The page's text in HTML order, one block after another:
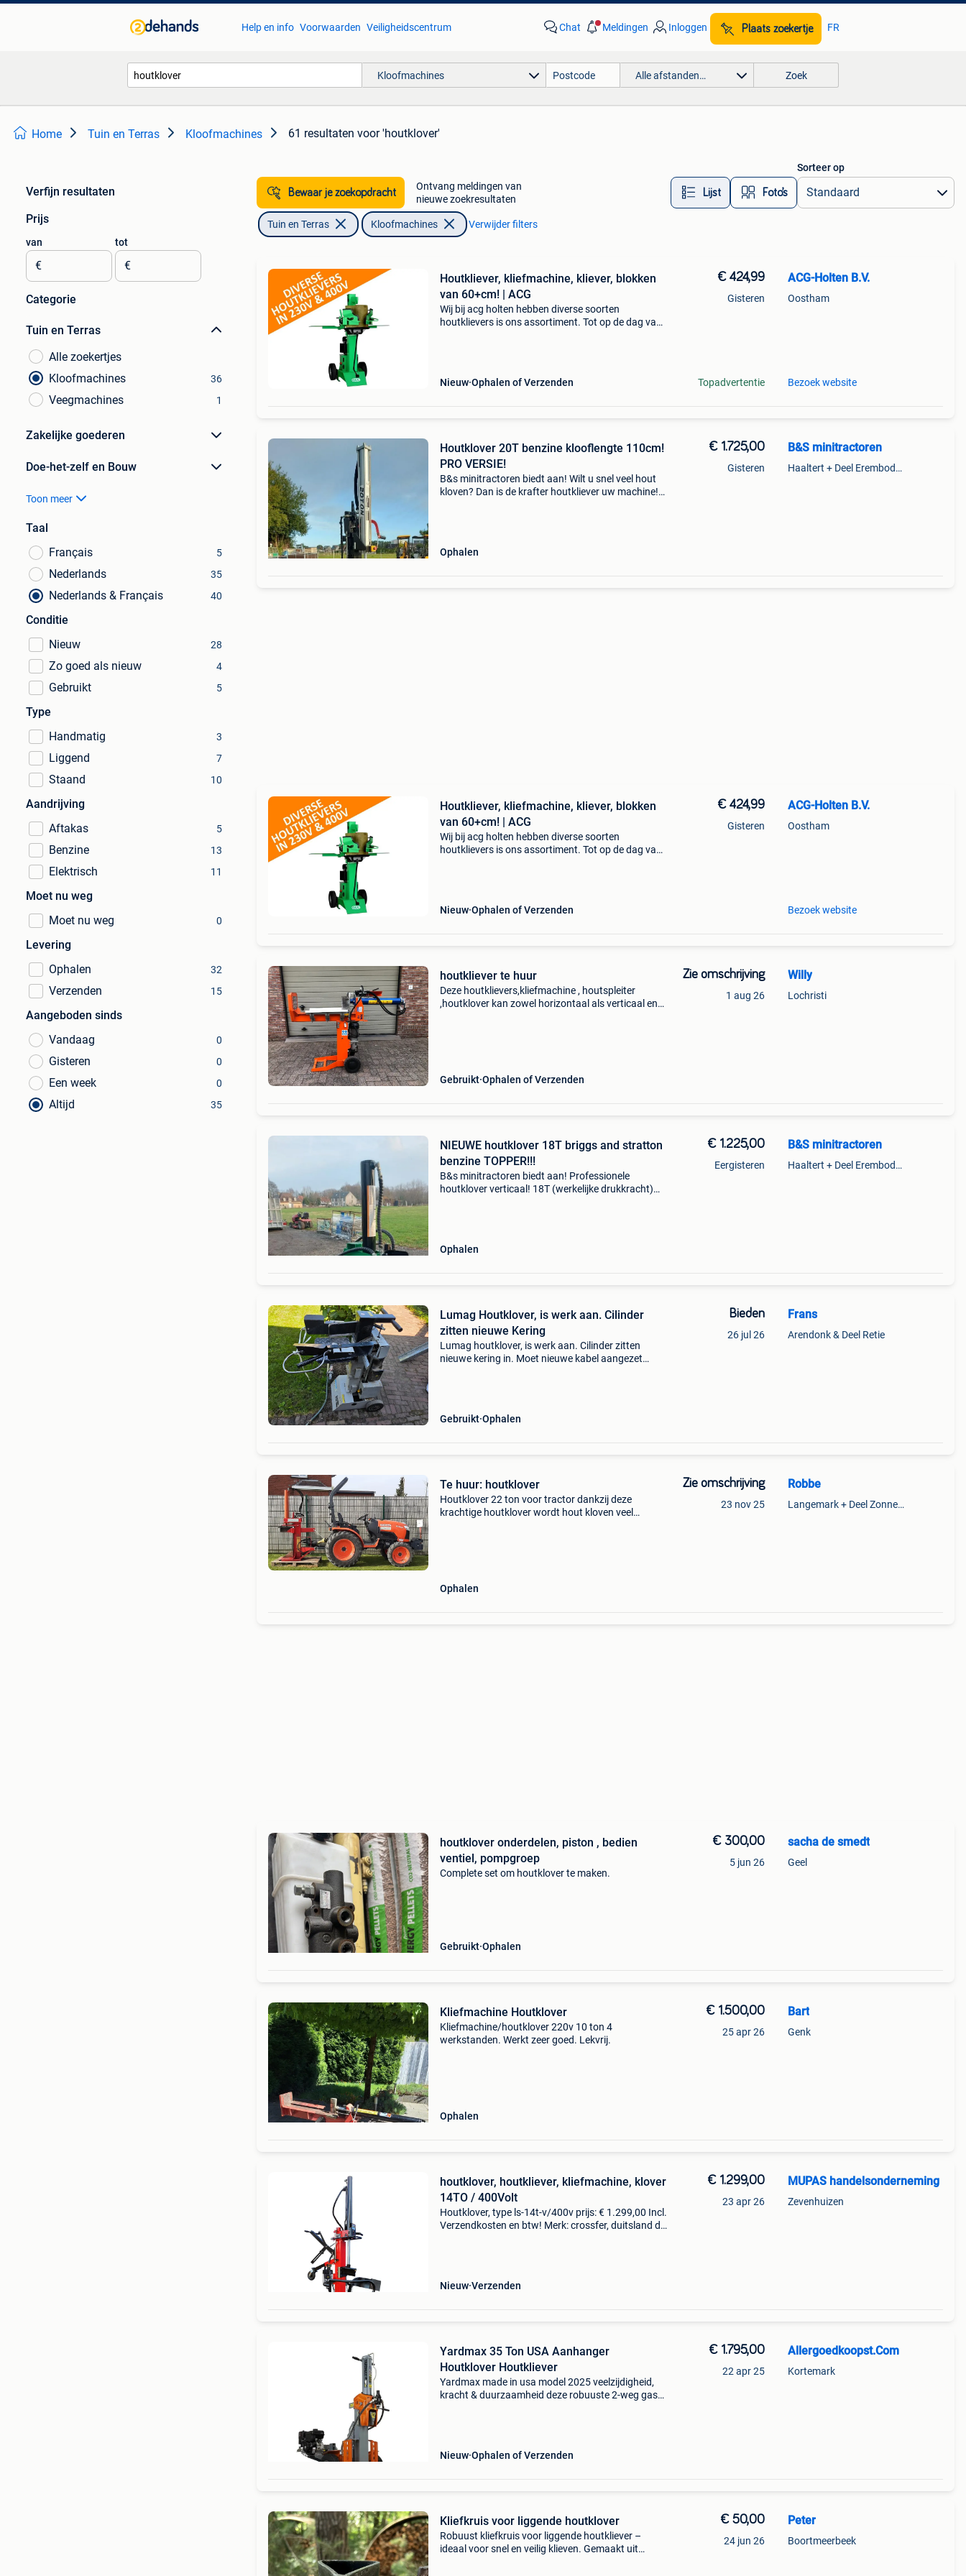
Help en info Voorwaarden Veiligheidscentrum Chat Meldingen Inloggen Plaats zoekertje FR
Kloofmachines Alle afstanden… Zoek
Home Tuin en Terras Kloofmachines 61 resultaten voor 'houtklover'
Verfijn resultaten
Prijs
van
€
tot
€
Categorie
Tuin en Terras
Alle zoekertjes
Kloofmachines
36
Veegmachines 1
Zakelijke goederen
Doe-het-zelf en Bouw
Toon meer
Taal
Français
5
Nederlands 35
Nederlands & Français 40
Conditie
Nieuw
28
Zo goed als nieuw 4
Gebruikt 5
Type
Handmatig
3
Liggend 7
Staand 10
Aandrijving
Aftakas
5
Benzine 13
Elektrisch 11
Moet nu weg
Moet nu weg
0
Levering
Ophalen
32
Verzenden 15
Aangeboden sinds
Vandaag
0
Gisteren 0
Een week 0
Altijd 35
Bewaar je zoekopdracht
Ontvang meldingen van
nieuwe zoekresultaten
Lijst Foto’s
Sorteer op
Tuin en Terras Kloofmachines Verwijder filters
Houtkliever, kliefmachine, kliever, blokken
van 60+cm! | ACG
Wij bij acg holten hebben diverse soorten
houtklievers is ons assortiment. Tot op de dag van
Nieuw Ophalen of Verzenden
€ 424,99
Gisteren
Topadvertentie
ACG-Holten B.V.
Oostham
Bezoek website
Houtklover 20T benzine klooflengte 110cm!
PRO VERSIE!
B&s minitractoren biedt aan! Wilt u snel veel hout
kloven? Dan is de krafter houtkliever uw machine!
Ophalen
€ 1.725,00
Gisteren
B&S minitractoren
Haaltert + Deel Erembodegem
Houtkliever, kliefmachine, kliever, blokken
van 60+cm! | ACG
Wij bij acg holten hebben diverse soorten
houtklievers is ons assortiment. Tot op de dag van
Nieuw Ophalen of Verzenden
€ 424,99
Gisteren
ACG-Holten B.V.
Oostham
Bezoek website
houtkliever te huur
Deze houtklievers,kliefmachine , houtspleiter
,houtklover kan zowel horizontaal als verticaal en
Gebruikt Ophalen of Verzenden
Zie omschrijving
1 aug 26
Willy
Lochristi
NIEUWE houtklover 18T briggs and stratton
benzine TOPPER!!!
B&s minitractoren biedt aan! Professionele
houtklover verticaal! 18T (werkelijke drukkracht)
Ophalen
€ 1.225,00
Eergisteren
B&S minitractoren
Haaltert + Deel Erembodegem
Lumag Houtklover, is werk aan. Cilinder
zitten nieuwe Kering
Lumag houtklover, is werk aan. Cilinder zitten
nieuwe kering in. Moet nieuwe kabel aangezet
Gebruikt Ophalen
Bieden
26 jul 26
Frans
Arendonk & Deel Retie
Te huur: houtklover
Houtklover 22 ton voor tractor dankzij deze
krachtige houtklover wordt hout kloven veel
Ophalen
Zie omschrijving
23 nov 25
Robbe
Langemark + Deel Zonnebeke
houtklover onderdelen, piston , bedien
ventiel, pompgroep
Complete set om houtklover te maken.
Gebruikt Ophalen
€ 300,00
5 jun 26
sacha de smedt
Geel
Kliefmachine Houtklover
Kliefmachine/houtklover 220v 10 ton 4
werkstanden. Werkt zeer goed. Lekvrij.
Ophalen
€ 1.500,00
25 apr 26
Bart
Genk
houtklover, houtkliever, kliefmachine, klover
14TO / 400Volt
Houtklover, type ls-14t-v/400v prijs: € 1.299,00 Incl.
Verzendkosten en btw! Merk: crossfer, duitsland dit
Nieuw Verzenden
€ 1.299,00
23 apr 26
MUPAS handelsonderneming
Zevenhuizen
Yardmax 35 Ton USA Aanhanger
Houtklover Houtkliever
Yardmax made in usa model 2025 veelzijdigheid,
kracht & duurzaamheid deze robuuste 2-weg gas
Nieuw Ophalen of Verzenden
€ 1.795,00
22 apr 25
Allergoedkoopst.Com
Kortemark
Kliefkruis voor liggende houtklover
Robuust kliefkruis voor liggende houtkliever –
ideaal voor snel en veilig klieven. Gemaakt uit
€ 50,00
24 jun 26
Peter
Boortmeerbeek